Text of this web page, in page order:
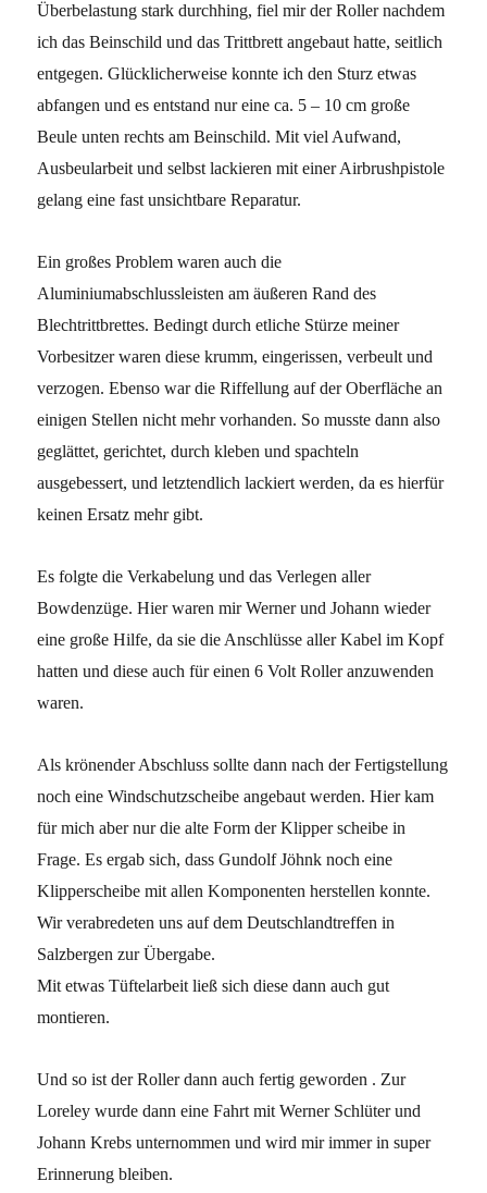
Überbelastung stark durchhing, fiel mir der Roller nachdem
ich das Beinschild und das Trittbrett angebaut hatte, seitlich
entgegen. Glücklicherweise konnte ich den Sturz etwas
abfangen und es entstand nur eine ca. 5 – 10 cm große
Beule unten rechts am Beinschild. Mit viel Aufwand,
Ausbeularbeit und selbst lackieren mit einer Airbrushpistole
gelang eine fast unsichtbare Reparatur.
Ein großes Problem waren auch die
Aluminiumabschlussleisten am äußeren Rand des
Blechtrittbrettes. Bedingt durch etliche Stürze meiner
Vorbesitzer waren diese krumm, eingerissen, verbeult und
verzogen. Ebenso war die Riffellung auf der Oberfläche an
einigen Stellen nicht mehr vorhanden. So musste dann also
geglättet, gerichtet, durch kleben und spachteln
ausgebessert, und letztendlich lackiert werden, da es hierfür
keinen Ersatz mehr gibt.
Es folgte die Verkabelung und das Verlegen aller
Bowdenzüge. Hier waren mir Werner und Johann wieder
eine große Hilfe, da sie die Anschlüsse aller Kabel im Kopf
hatten und diese auch für einen 6 Volt Roller anzuwenden
waren.
Als krönender Abschluss sollte dann nach der Fertigstellung
noch eine Windschutzscheibe angebaut werden. Hier kam
für mich aber nur die alte Form der Klipper scheibe in
Frage. Es ergab sich, dass Gundolf Jöhnk noch eine
Klipperscheibe mit allen Komponenten herstellen konnte.
Wir verabredeten uns auf dem Deutschlandtreffen in
Salzbergen zur Übergabe.
Mit etwas Tüftelarbeit ließ sich diese dann auch gut
montieren.
Und so ist der Roller dann auch fertig geworden . Zur
Loreley wurde dann eine Fahrt mit Werner Schlüter und
Johann Krebs unternommen und wird mir immer in super
Erinnerung bleiben.